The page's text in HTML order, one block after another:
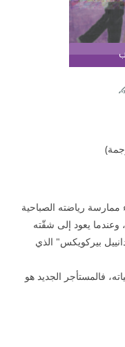
ممارسة رياضته الصباحية
وعندما يعود إلى شقّته
بيركويكس" الذي
فالمستأجر الجديد هو